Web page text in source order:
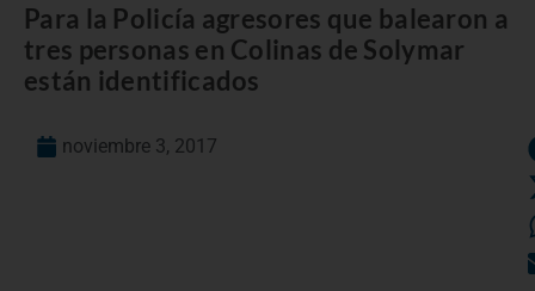
Para la Policía agresores que balearon a
tres personas en Colinas de Solymar
están identificados
noviembre 3, 2017